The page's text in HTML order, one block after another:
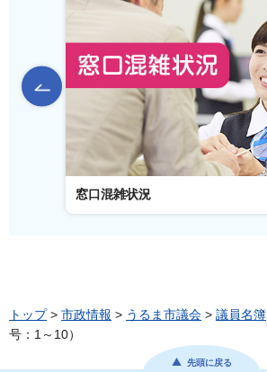
前のスライドを表示
窓口混雑状況
トップ> 市政情報 > うるま市議会 > 議員名簿
号：1～10）
先頭に戻る